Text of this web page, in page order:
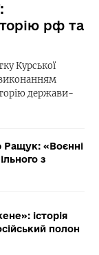
рф та
Курської
держави-
Ращук: «Воєнні
з
історія
полон